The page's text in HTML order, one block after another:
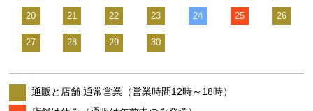
20 21 22 23 24 25 26
27 28 29 30
通販と店舗 通常営業（営業時間12時～18時）